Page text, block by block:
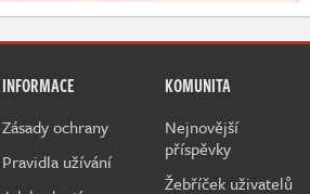
INFORMACE
Zásady ochrany
Pravidla užívání
KOMUNITA
Nejnovější
příspěvky
Žebříček uživatelů